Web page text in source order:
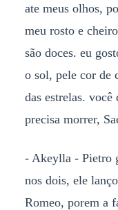
ate meus olhos,
meu rosto e
são doces. eu
o sol, pele cor de
das estrelas.
precisa morrer,
- Akeylla - Pietro
nos dois, ele
Romeo, porem a